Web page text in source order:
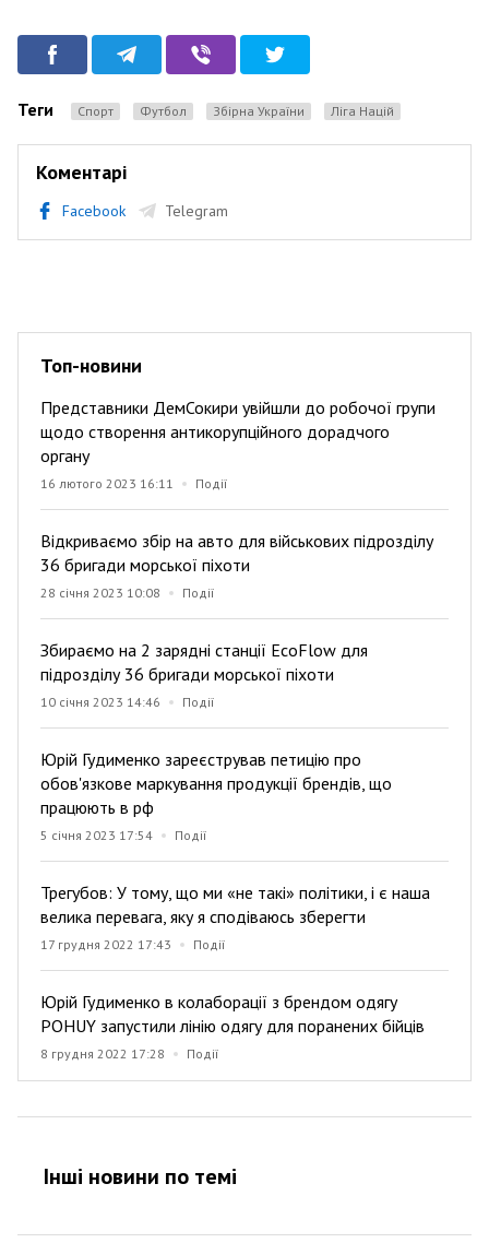
Теги Спорт Футбол Збірна України Ліга Націй
Коментарі
Facebook Telegram
Топ-новини
Представники ДемСокири увійшли до робочої групи
щодо створення антикорупційного дорадчого
органу
16 лютого 2023 16:11 Події
Відкриваємо збір на авто для військових підрозділу
36 бригади морської піхоти
28 січня 2023 10:08 Події
Збираємо на 2 зарядні станції EcoFlow для
підрозділу 36 бригади морської піхоти
10 січня 2023 14:46 Події
Юрій Гудименко зареєстрував петицію про
обов'язкове маркування продукції брендів, що
працюють в рф
5 січня 2023 17:54 Події
Трегубов: У тому, що ми «не такі» політики, і є наша
велика перевага, яку я сподіваюсь зберегти
17 грудня 2022 17:43 Події
Юрій Гудименко в колаборації з брендом одягу
POHUY запустили лінію одягу для поранених бійців
8 грудня 2022 17:28 Події
Інші новини по темi